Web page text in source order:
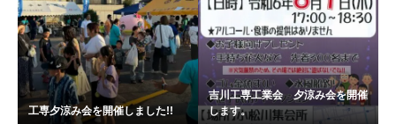
工専夕涼み会を開催しました!!
吉川工専工業会 夕涼み会を開催
します。